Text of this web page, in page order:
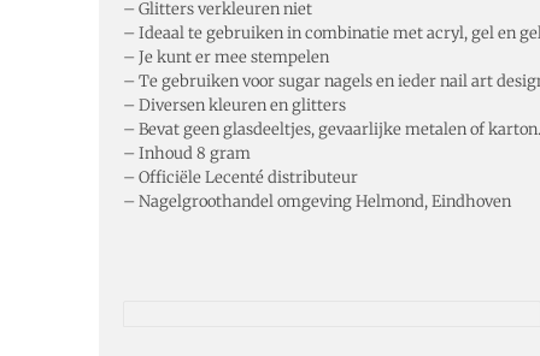
– Glitters verkleuren niet
– Ideaal te gebruiken in combinatie met acryl, gel en
– Je kunt er mee stempelen
– Te gebruiken voor sugar nagels en ieder nail art
– Diversen kleuren en glitters
– Bevat geen glasdeeltjes, gevaarlijke metalen of karton.
– Inhoud 8 gram
– Officiële Lecenté distributeur
– Nagelgroothandel omgeving Helmond, Eindhoven